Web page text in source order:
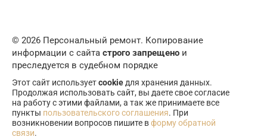
© 2026 Персональный ремонт. Копирование
информации с сайта строго запрещено и
преследуется в судебном порядке
Этот сайт используетcookieдля хранения данных.
Продолжая использовать сайт, вы даете свое согласие
на работу с этими файлами, а так же принимаете все
пункты пользовательского соглашения. При
возникновении вопросов пишите вформу обратной
связи.